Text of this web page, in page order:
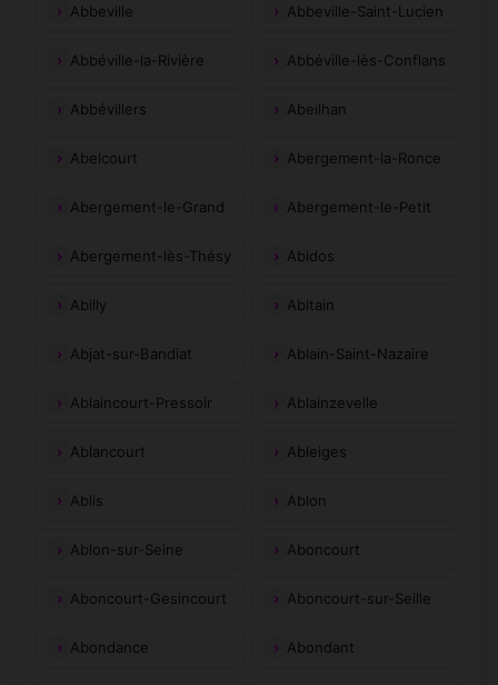
Abbeville Abbeville-Saint-Lucien
Abbéville-la-Rivière Abbéville-lès-Conflans
Abbévillers Abeilhan
Abelcourt Abergement-la-Ronce
Abergement-le-Grand Abergement-le-Petit
Abergement-lès-Thésy Abidos
Abilly Abitain
Abjat-sur-Bandiat Ablain-Saint-Nazaire
Ablaincourt-Pressoir Ablainzevelle
Ablancourt Ableiges
Ablis Ablon
Ablon-sur-Seine Aboncourt
Aboncourt-Gesincourt Aboncourt-sur-Seille
Abondance Abondant